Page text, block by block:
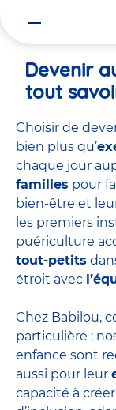
Devenir
tout
Choisir de
bien plus qu’
chaque jour
familles pour
bien-être et
les premiers
puériculture
tout-petits
étroit avec
Chez Babilou,
particulière :
enfance sont
aussi pour leur
capacité à